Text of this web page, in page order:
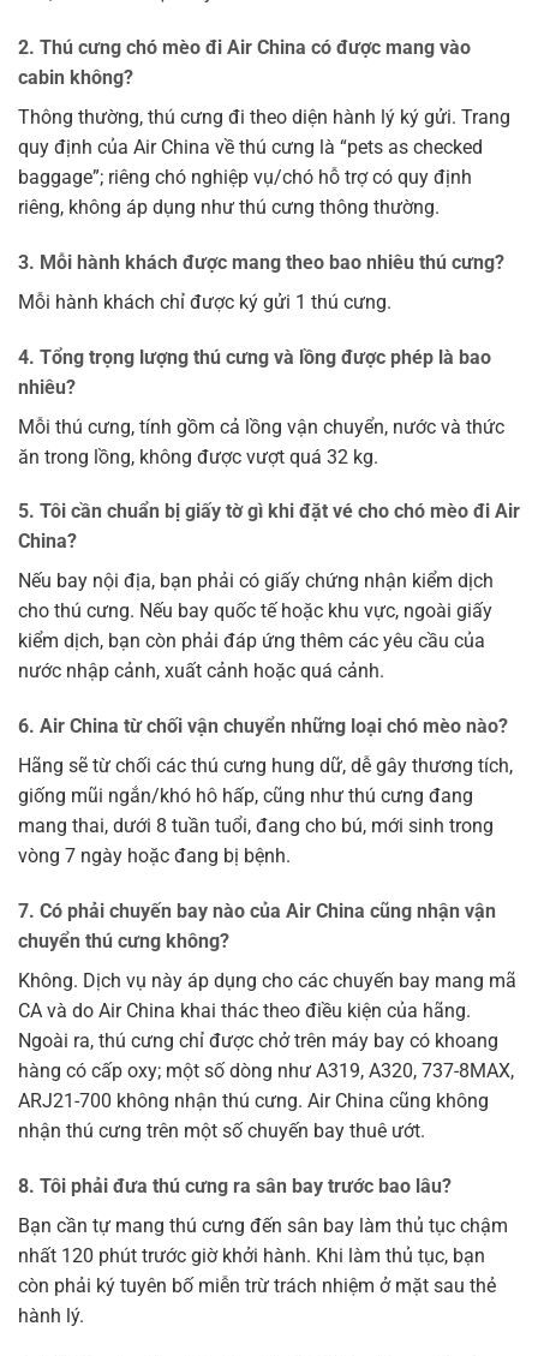
2. Thú cưng chó mèo đi Air China có được mang vào
cabin không?
Thông thường, thú cưng đi theo diện hành lý ký gửi. Trang
quy định của Air China về thú cưng là “pets as checked
baggage”; riêng chó nghiệp vụ/chó hỗ trợ có quy định
riêng, không áp dụng như thú cưng thông thường.
3. Mỗi hành khách được mang theo bao nhiêu thú cưng?
Mỗi hành khách chỉ được ký gửi 1 thú cưng.
4. Tổng trọng lượng thú cưng và lồng được phép là bao
nhiêu?
Mỗi thú cưng, tính gồm cả lồng vận chuyển, nước và thức
ăn trong lồng, không được vượt quá 32 kg.
5. Tôi cần chuẩn bị giấy tờ gì khi đặt vé cho chó mèo đi Air
China?
Nếu bay nội địa, bạn phải có giấy chứng nhận kiểm dịch
cho thú cưng. Nếu bay quốc tế hoặc khu vực, ngoài giấy
kiểm dịch, bạn còn phải đáp ứng thêm các yêu cầu của
nước nhập cảnh, xuất cảnh hoặc quá cảnh.
6. Air China từ chối vận chuyển những loại chó mèo nào?
Hãng sẽ từ chối các thú cưng hung dữ, dễ gây thương tích,
giống mũi ngắn/khó hô hấp, cũng như thú cưng đang
mang thai, dưới 8 tuần tuổi, đang cho bú, mới sinh trong
vòng 7 ngày hoặc đang bị bệnh.
7. Có phải chuyến bay nào của Air China cũng nhận vận
chuyển thú cưng không?
Không. Dịch vụ này áp dụng cho các chuyến bay mang mã
CA và do Air China khai thác theo điều kiện của hãng.
Ngoài ra, thú cưng chỉ được chở trên máy bay có khoang
hàng có cấp oxy; một số dòng như A319, A320, 737-8MAX,
ARJ21-700 không nhận thú cưng. Air China cũng không
nhận thú cưng trên một số chuyến bay thuê ướt.
8. Tôi phải đưa thú cưng ra sân bay trước bao lâu?
Bạn cần tự mang thú cưng đến sân bay làm thủ tục chậm
nhất 120 phút trước giờ khởi hành. Khi làm thủ tục, bạn
còn phải ký tuyên bố miễn trừ trách nhiệm ở mặt sau thẻ
hành lý.